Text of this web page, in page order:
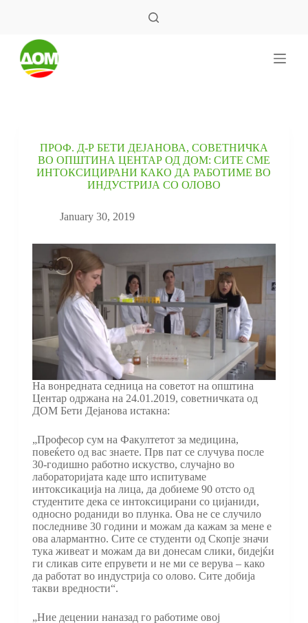
ПРОФ. Д-Р БЕТИ ДЕЈАНОВА, СОВЕТНИЧКА
ВО ОПШТИНА ЦЕНТАР ОД ДОМ: СИТЕ СМЕ
ИНТОКСИЦИРАНИ КАКО ДА РАБОТИМЕ ВО
ИНДУСТРИЈА СО ОЛОВО
January 30, 2019
На вонредната седница на советот на општина
Центар одржана на 24.01.2019, советничката од
ДОМ Бети Дејанова истакна:
„Професор сум на Факултетот за медицина,
повеќето од вас знаете. Прв пат се случува после
30-годишно работно искуство, случајно во
лабораторијата каде што испитуваме
интоксикација на лица, да добиеме 90 отсто од
студентите дека се интоксицирани со цијаниди,
односно роданиди во плунка. Ова не се случило
последниве 30 години и можам да кажам за мене е
ова алармантно. Сите се студенти од Скопје значи
тука живеат и можам да ви донесам слики, бидејќи
ги сликав сите епрувети и не ми се верува – како
да работат во индустрија со олово. Сите добија
такви вредности“.
„Ние децении наназад го работиме овој